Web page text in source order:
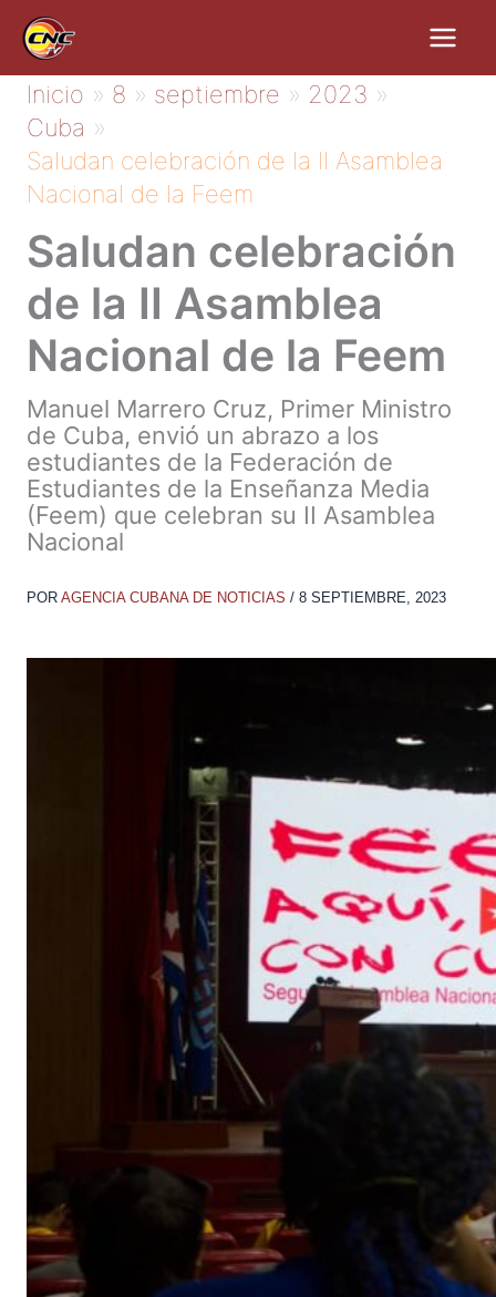
contenido
Inicio 8 septiembre
2023
Cuba
Saludan celebración de la II Asamblea
Nacional de la Feem
Saludan celebración
de la II Asamblea
Nacional de la Feem
Manuel Marrero Cruz, Primer Ministro
de Cuba, envió un abrazo a los
estudiantes de la Federación de
Estudiantes de la Enseñanza Media
(Feem) que celebran su II Asamblea
Nacional
POR AGENCIA CUBANA DE NOTICIAS / 8 SEPTIEMBRE, 2023